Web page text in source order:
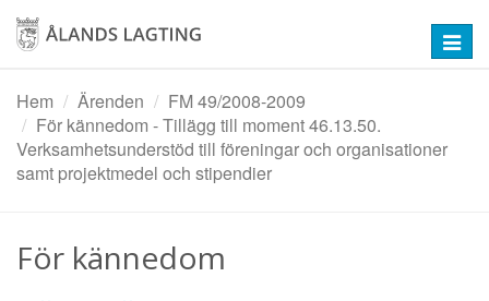
Hoppa
huvudinnehåll
Hem
Ärenden
FM 49/2008-2009
För kännedom - Tillägg till moment 46.13.50.
Verksamhetsunderstöd till föreningar och organisationer
samt projektmedel och stipendier
För kännedom